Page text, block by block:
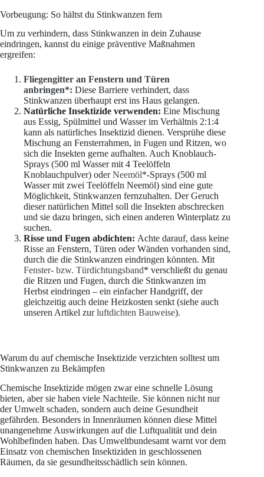
Vorbeugung: So hältst du Stinkwanzen fern
Um zu verhindern, dass Stinkwanzen in dein Zuhause
eindringen, kannst du einige präventive Maßnahmen
ergreifen:
Fliegengitter an Fenstern und Türen
anbringen*: Diese Barriere verhindert, dass
Stinkwanzen überhaupt erst ins Haus gelangen.
Natürliche Insektizide verwenden: Eine Mischung
aus Essig, Spülmittel und Wasser im Verhältnis 2:1:4
kann als natürliches Insektizid dienen. Versprühe diese
Mischung an Fensterrahmen, in Fugen und Ritzen, wo
sich die Insekten gerne aufhalten. Auch Knoblauch-
Sprays (500 ml Wasser mit 4 Teelöffeln
Knoblauchpulver) oderNeemöl*-Sprays (500 ml
Wasser mit zwei Teelöffeln Neemöl) sind eine gute
Möglichkeit, Stinkwanzen fernzuhalten. Der Geruch
dieser natürlichen Mittel soll die Insekten abschrecken
und sie dazu bringen, sich einen anderen Winterplatz zu
suchen.
Risse und Fugen abdichten: Achte darauf, dass keine
Risse an Fenstern, Türen oder Wänden vorhanden sind,
durch die die Stinkwanzen eindringen könnten. Mit
Fenster- bzw. Türdichtungsband* verschließt du genau
die Ritzen und Fugen, durch die Stinkwanzen im
Herbst eindringen – ein einfacher Handgriff, der
gleichzeitig auch deine Heizkosten senkt (siehe auch
unseren Artikel zurluftdichten Bauweise).
Warum du auf chemische Insektizide verzichten solltest um
Stinkwanzen zu Bekämpfen
Chemische Insektizide mögen zwar eine schnelle Lösung
bieten, aber sie haben viele Nachteile. Sie können nicht nur
der Umwelt schaden, sondern auch deine Gesundheit
gefährden. Besonders in Innenräumen können diese Mittel
unangenehme Auswirkungen auf die Luftqualität und dein
Wohlbefinden haben. Das Umweltbundesamt warnt vor dem
Einsatz von chemischen Insektiziden in geschlossenen
Räumen, da sie gesundheitsschädlich sein können.